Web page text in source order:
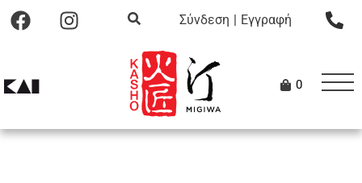
Σύνδεση | Εγγραφή
0